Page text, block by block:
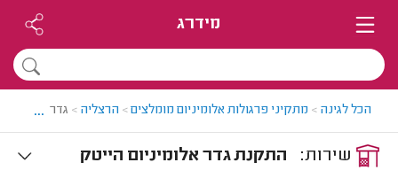
מידרג
הכל לגינה > מתקיני פרגולות אלומיניום מומלצים> הרצליה > גדר ...
התקנת גדר אלומיניום הייטק